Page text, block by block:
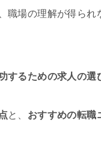
職場の理解が得ら
するための求人の選
と、 おすすめの転職